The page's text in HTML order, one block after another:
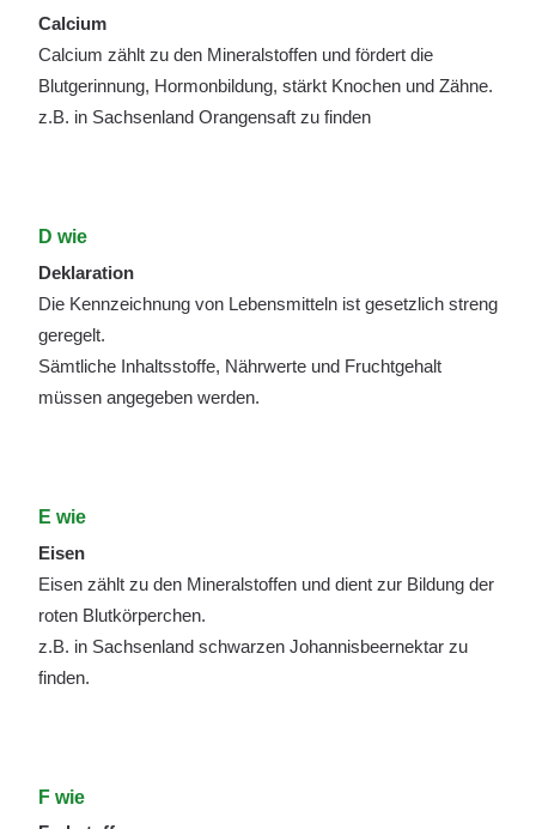
Calcium
Calcium zählt zu den Mineralstoffen und fördert die
Blutgerinnung, Hormonbildung, stärkt Knochen und Zähne.
z.B. in Sachsenland Orangensaft zu finden
D wie
Deklaration
Die Kennzeichnung von Lebensmitteln ist gesetzlich streng
geregelt.
Sämtliche Inhaltsstoffe, Nährwerte und Fruchtgehalt
müssen angegeben werden.
E wie
Eisen
Eisen zählt zu den Mineralstoffen und dient zur Bildung der
roten Blutkörperchen.
z.B. in Sachsenland schwarzen Johannisbeernektar zu
finden.
F wie